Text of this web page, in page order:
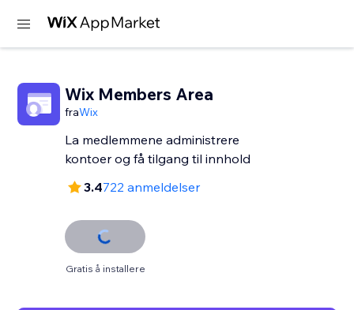
Wix Members Area
fraWix
La medlemmene administrere
kontoer og få tilgang til innhold
3.4722 anmeldelser
Gratis å installere